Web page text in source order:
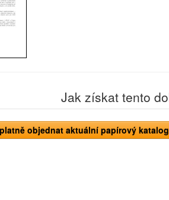
Jak získat tento
objednat aktuální papírový